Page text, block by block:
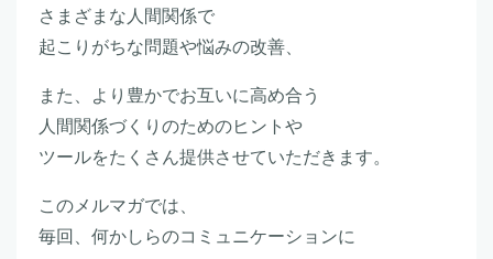
さまざまな人間関係で
起こりがちな問題や悩みの改善、
また、より豊かでお互いに高め合う
人間関係づくりのためのヒントや
ツールをたくさん提供させていただきます。
このメルマガでは、
毎回、何かしらのコミュニケーションに